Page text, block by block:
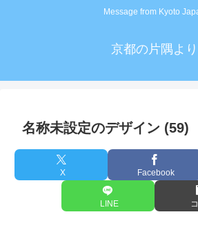
Message from Kyoto
京都の片隅より
名称未設定のデザイン (59)
X Facebook
LINE